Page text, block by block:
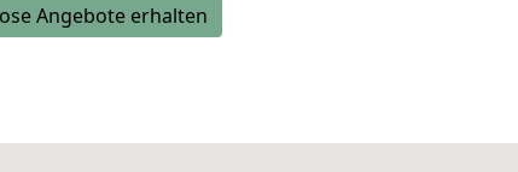
Angebote erhalten